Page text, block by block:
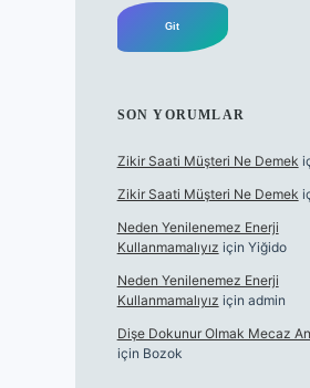
SON YORUMLAR
Zikir Saati Müşteri Ne Demek
Zikir Saati Müşteri Ne Demek
Neden Yenilenemez Enerji
Kullanmamalıyız için Yiğido
Neden Yenilenemez Enerji
Kullanmamalıyız için admin
Dişe Dokunur Olmak Mecaz
için Bozok